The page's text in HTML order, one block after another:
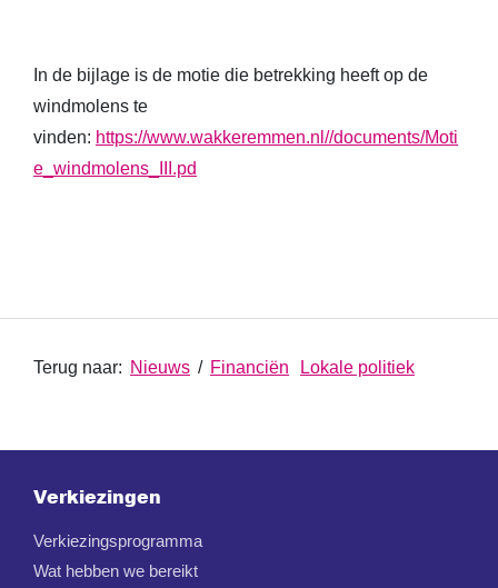
In de bijlage is de motie die betrekking heeft op de
windmolens te
vinden: https://www.wakkeremmen.nl//documents/Moti
e_windmolens_III.pd
Terug naar: Nieuws / Financiën Lokale politiek
Verkiezingen
Verkiezingsprogramma
Wat hebben we bereikt